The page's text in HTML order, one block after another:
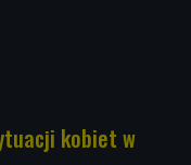
kobiet w